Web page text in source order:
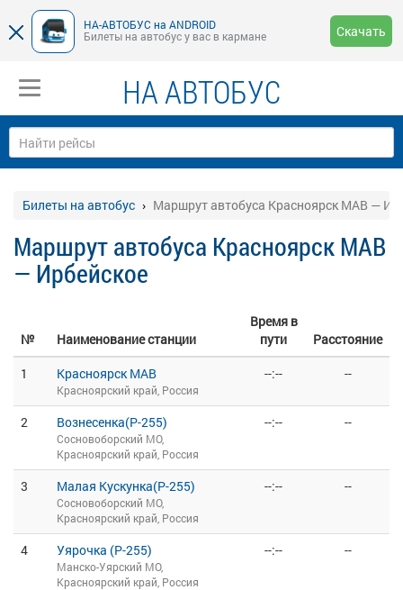
НА-АВТОБУС на ANDROID
Билеты на автобус у вас в кармане
Скачать
НА АВТОБУС
Билеты на автобус Маршрут автобуса Красноярск МАВ —
Маршрут автобуса Красноярск МАВ
— Ирбейское
№ Наименование станции
Время в
пути
Расстояние
1
Красноярск МАВ
Красноярский край, Россия
--:-- --
2 Вознесенка(Р-255)
Сосновоборский МО,
Красноярский край, Россия
--:-- --
3 Малая Кускунка(Р-255)
Сосновоборский МО,
Красноярский край, Россия
--:-- --
4 Уярочка (Р-255)
Манско-Уярский МО,
Красноярский край, Россия
--:-- --